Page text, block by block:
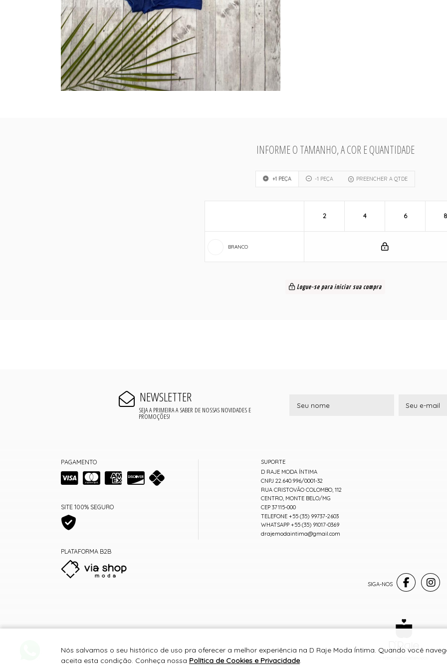
INFORME O TAMANHO, A COR E QUANTIDADE
+1 PEÇA -1 PEÇA PREENCHER A QTDE
BRANCO
2 4 6 8
Logue-se para iniciar sua compra
NEWSLETTER
SEJA A PRIMEIRA A SABER DE NOSSAS NOVIDADES E
PROMOÇÕES!
PAGAMENTO
SITE 100% SEGURO
PLATAFORMA B2B
SUPORTE
D RAJE MODA ÍNTIMA
CNPJ 22.640.996/0001-32
RUA CRISTOVÃO COLOMBO, 112
CENTRO, MONTE BELO/MG
CEP 37115-000
TELEFONE +55 (35) 99737-2603
WHATSAPP +55 (35) 91017-0369
drajemodaintima@gmail.com
Nós salvamos o seu histórico de uso pra oferecer a melhor experiência na D Raje Moda Íntima. Quando você
aceita esta condição. Conheça nossa Política de Cookies e Privacidade.